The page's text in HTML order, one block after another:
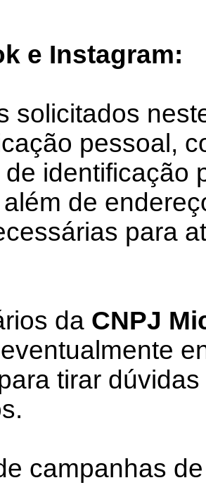
e Instagram:
solicitados
pessoal,
identificação
de
para
da CNPJ
tirar
campanhas